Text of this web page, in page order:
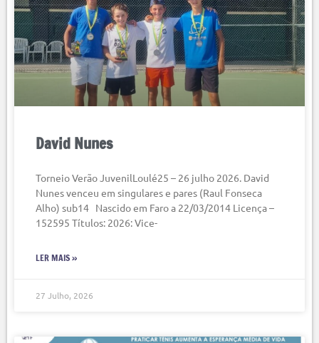
David Nunes
Torneio Verão JuvenilLoulé25 – 26 julho 2026. David
Nunes venceu em singulares e pares (Raul Fonseca
Alho) sub14 Nascido em Faro a 22/03/2014 Licença –
152595 Títulos: 2026: Vice-
LER MAIS »
27 Julho, 2026